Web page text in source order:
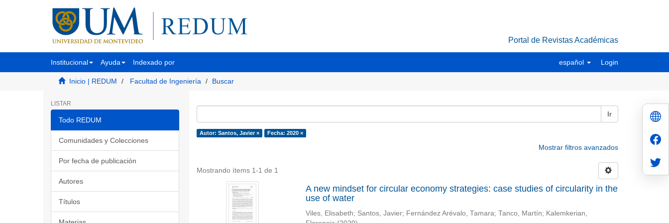
Portal de Revistas Académicas
Institucional Ayuda Indexado por español Login
Inicio | REDUM Facultad de Ingeniería Buscar
LISTAR
Todo REDUM
Comunidades y Colecciones
Por fecha de publicación
Autores
Títulos
Ir
Autor: Santos, Javier × Fecha: 2020 ×
Mostrar filtros avanzados
Mostrando ítems 1-1 de 1
A new mindset for circular economy strategies: case studies of circularity in the
use of water
Viles, Elisabeth; Santos, Javier; Fernández Arévalo, Tamara; Tanco, Martín; Kalemkerian,